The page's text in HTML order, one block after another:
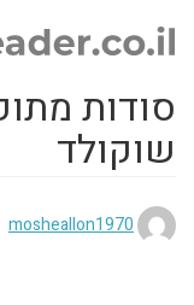
סודות
שוקולד
mosheallon1970